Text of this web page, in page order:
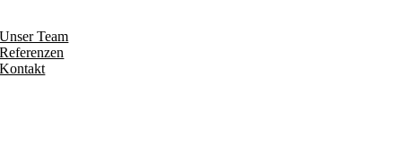
Unser Team
Referenzen
Kontakt